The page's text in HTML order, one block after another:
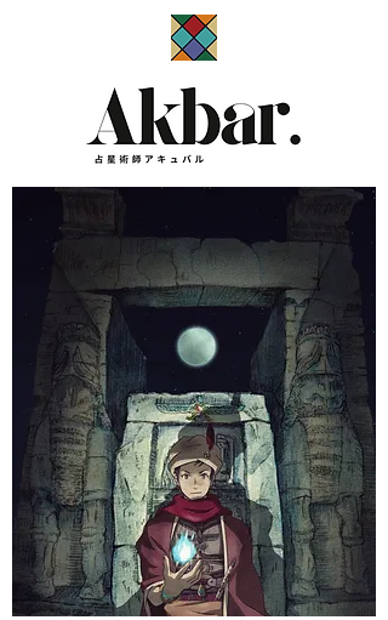
​占星術師アキュバル公式サイト